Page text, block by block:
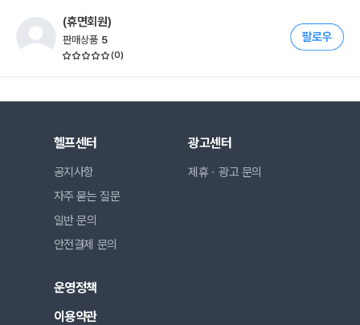
(휴면회원)
판매상품 5
(0)
헬프센터
공지사항
자주 묻는 질문
일반 문의
안전결제 문의
광고센터
제휴ㆍ광고 문의
운영정책
이용약관